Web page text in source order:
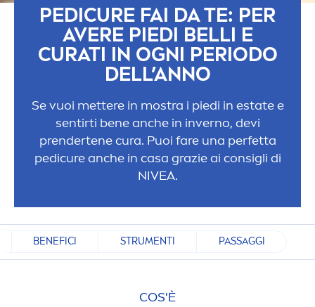
PEDICURE FAI DA TE: PER
AVERE PIEDI BELLI E
CURATI IN OGNI PERIODO
DELL’ANNO
Se vuoi mettere in mostra i piedi in estate e
sentirti bene anche in inverno, devi
prendertene cura. Puoi fare una perfetta
pedicure anche in casa grazie ai consigli di
NIVEA.
BENEFICI STRUMENTI PASSAGGI
COS'È